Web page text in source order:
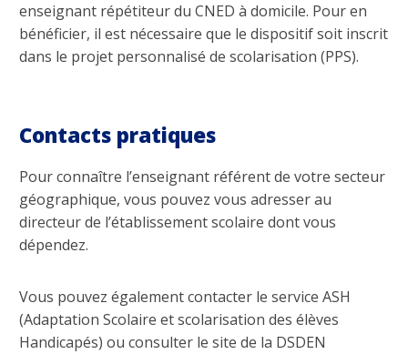
enseignant répétiteur du CNED à domicile. Pour en
bénéficier, il est nécessaire que le dispositif soit inscrit
dans le projet personnalisé de scolarisation (PPS).
Contacts pratiques
Pour connaître l’enseignant référent de votre secteur
géographique, vous pouvez vous adresser au
directeur de l’établissement scolaire dont vous
dépendez.
Vous pouvez également contacter le service ASH
(Adaptation Scolaire et scolarisation des élèves
Handicapés) ou consulter le site de la DSDEN